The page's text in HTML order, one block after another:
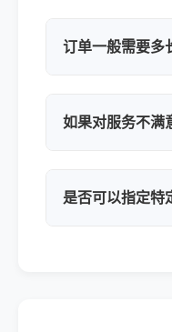
订单一般需要多
如果对服务不满
是否可以指定特